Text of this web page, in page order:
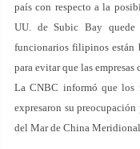
país con respecto a la
UU. de Subic Bay
funcionarios filipinos están
para evitar que las
La CNBC informó que los
expresaron su
del Mar de China